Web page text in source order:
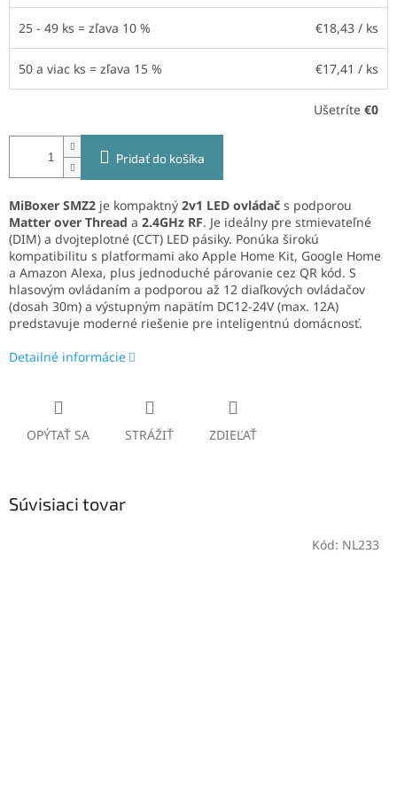
25 - 49 ks = zľava 10 % €18,43 / ks
50 a viac ks = zľava 15 % €17,41 / ks
Ušetríte €0
Pridať do košíka
MiBoxer SMZ2 je kompaktný 2v1 LED ovládač s podporou
Matter over Thread a 2.4GHz RF. Je ideálny pre stmievateľné
(DIM) a dvojteplotné (CCT) LED pásiky. Ponúka širokú
kompatibilitu s platformami ako Apple Home Kit, Google Home
a Amazon Alexa, plus jednoduché párovanie cez QR kód. S
hlasovým ovládaním a podporou až 12 diaľkových ovládačov
(dosah 30m) a výstupným napätím DC12-24V (max. 12A)
predstavuje moderné riešenie pre inteligentnú domácnosť.
Detailné informácie
OPÝTAŤ SA STRÁŽIŤ ZDIEĽAŤ
Súvisiaci tovar
Kód: NL233